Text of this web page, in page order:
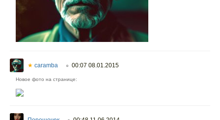
★ caramba ○ 00:07 08.01.2015
Новое фото на странице: